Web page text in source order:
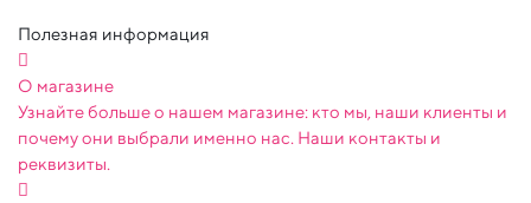
Полезная информация
О магазине
Узнайте больше о нашем магазине: кто мы, наши клиенты и
почему они выбрали именно нас. Наши контакты и
реквизиты.